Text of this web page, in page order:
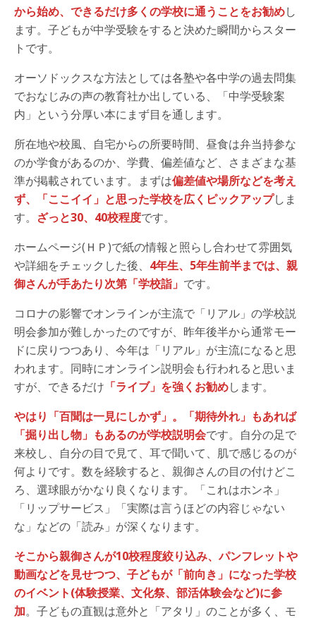
から始め、 できるだけ多く の学校に通うことをお勧めし
ます。子どもが中学受験をすると決めた瞬間からスター
トです。
オーソドックスな方法としては各塾や各中学の過去問集
でおなじみの声の教育社か出している、「中学受験案
内」という分厚い本にまず目を通します。
所在地や校風、自宅からの所要時間、昼食は弁当持参な
のか学食があるのか、学費、偏差値など、さまざまな基
準が掲載されています。まずは偏差値や場所などを考え
ず、「ここイイ」と思った学校を広くピックアップしま
す。 ざっと30、40校程度です。
ホームページ(ＨＰ)で紙の情報と照らし合わせて雰囲気
や詳細をチェックした後、 4年生、5年生前半までは、親
御さんが手あたり次第「学校詣」 です。
コロナの影響でオンラインが主流で「リアル」の学校説
明会参加が難しかったのですが、昨年後半から通常モー
ドに戻りつつあり、今年は「リアル」が主流になると思
われます。同時にオンライン説明会も行われると思いま
すが、できるだけ 「ライブ」を強くお勧めします。
やはり「百聞は一見にしかず」。「期待外れ」もあれば
「掘り出し物」もあるのが学校説明会です。自分の足で
来校し、自分の目で見て、耳で聞いて、肌で感じるのが
何よりです。数を経験すると、親御さんの目の付けどこ
ろ、選球眼がかなり良くなります。「これはホンネ」
「リップサービス」「実際は言うほどの内容じゃない
な」などの「読み」が深くなります。
そこから親御さんが10校程度絞り込み、パンフレットや
動画などを見せつつ、子どもが「前向き」になった学校
のイベント(体験授業、文化祭、部活体験会など)に参
加。子どもの直観は意外と「アタリ」のことが多く、モ